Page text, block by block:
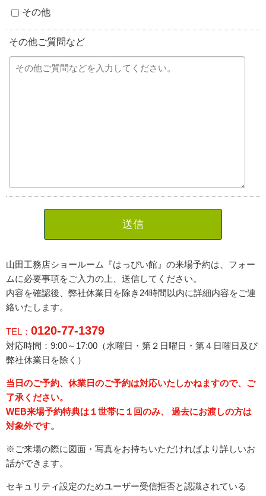
その他
その他ご質問など
送信
山田工務店ショールーム『はっぴい館』の来場予約は、フォー
ムに必要事項をご入力の上、送信してください。
内容を確認後、弊社休業日を除き24時間以内に詳細内容をご連
絡いたします。
TEL： 0120-77-1379
対応時間：9:00～17:00（水曜日・ 第２日曜日・第４日曜日 及び
弊社休業日を除く）
当日のご予約、休業日のご予約は対応いたしかねますので、ご
了承ください。
WEB来場予約特典は１世帯に１回のみ、 過去にお渡しの方は
対象外です。
※ご来場の際に図面・写真をお持ちいただければより詳しいお
話ができます。
セキュリティ設定のためユーザー受信拒否と認識されている